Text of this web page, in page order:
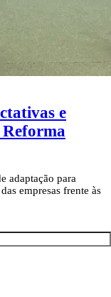
e
Reforma
adaptação para
empresas frente às